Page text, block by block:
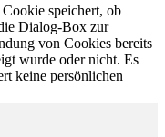
Cookie speichert, ob
Dialog-Box zur
von Cookies bereits
wurde oder nicht. Es
keine persönlichen